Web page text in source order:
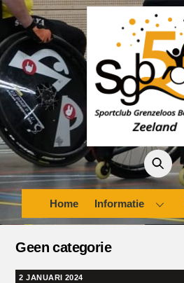
Skip
content
Home Informatie
Geen categorie
2 JANUARI 2024